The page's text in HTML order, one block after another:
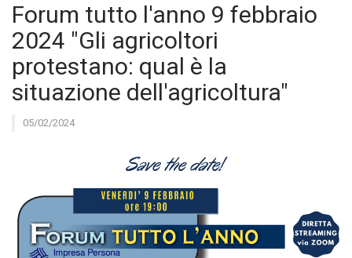
Forum tutto l'anno 9 febbraio
2024 "Gli agricoltori
protestano: qual è la
situazione dell'agricoltura"
05/02/2024